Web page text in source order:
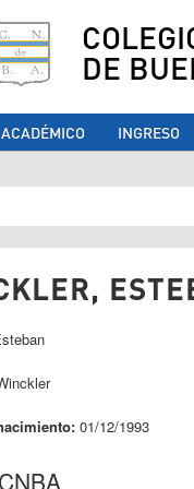
DE
ACADÉMICO INGRESO
01/12/1993